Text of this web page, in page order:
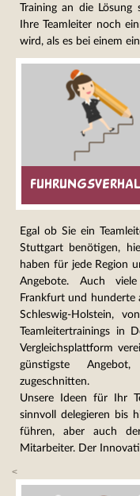
Training an die Lösung
Ihre Teamleiter noch
wird, als es bei einem
Egal ob Sie ein
Stuttgart benötigen,
haben für jede Region
Angebote. Auch
Frankfurt und hunderte
Schleswig-Holstein,
Teamleitertrainings in
Vergleichsplattform
günstigste
zugeschnitten.
Unsere Ideen für Ihr
sinnvoll delegieren bis
führen, aber auch
Mitarbeiter. Der
<